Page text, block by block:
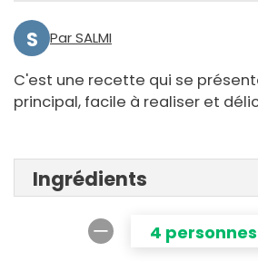
S Par SALMI
C'est une recette qui se
principal, facile à realiser et
Ingrédients
4 personnes